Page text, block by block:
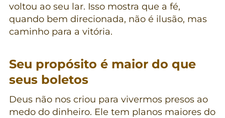
voltou ao seu lar. Isso mostra que a fé,
quando bem direcionada, não é ilusão, mas
caminho para a vitória.
Seu propósito é maior do que
seus boletos
Deus não nos criou para vivermos presos ao
medo do dinheiro. Ele tem planos maiores do